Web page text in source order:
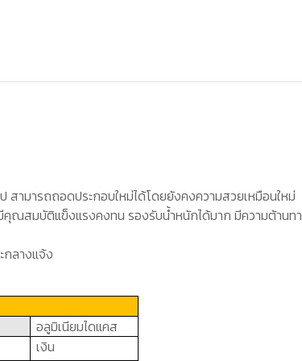
สามารถถอดประกอบใหม่ได้โดยยังคงความสวยเหมือนใหม่
คุณสมบัติแข็งแรงคงทน รองรับน้ำหนักได้มาก มีความต้าน
กลางแจ้ง
อลูมิเนียมไดแคส
เงิน